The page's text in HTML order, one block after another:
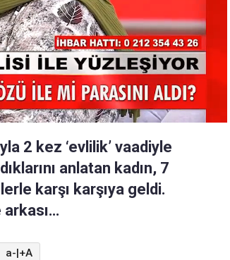
2 kez ‘evlilik’ vaadiyle
anlatan kadın, 7
karşı karşıya geldi.
a-|+A